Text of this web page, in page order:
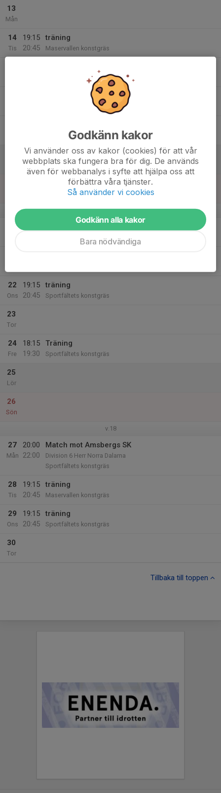
13
Mån
14
Tis
19:15
20:45
träning
Maservallen konstgräs
Sportfältets konstgräs
Sportfältets konstgräs
v.17
20
22
Ons
19:15
20:45
träning
Sportfältets konstgräs
23
Tor
24
Fre
18:15
19:30
Träning
Sportfältets konstgräs
25
Lör
26
Sön
v.18
27
Mån
20:00
22:00
Match mot Amsbergs SK
Division 6 Herr Norra Dalarna
Sportfältets konstgräs
28
Tis
19:15
20:45
träning
Maservallen konstgräs
29
Ons
19:15
20:45
träning
Sportfältets konstgräs
30
Tor
Tillbaka till toppen
Godkänn kakor
Vi använder oss av kakor (cookies) för att vår
webbplats ska fungera bra för dig. De används
även för webbanalys i syfte att hjälpa oss att
förbättra våra tjänster.
Så använder vi cookies
Godkänn alla kakor
Bara nödvändiga